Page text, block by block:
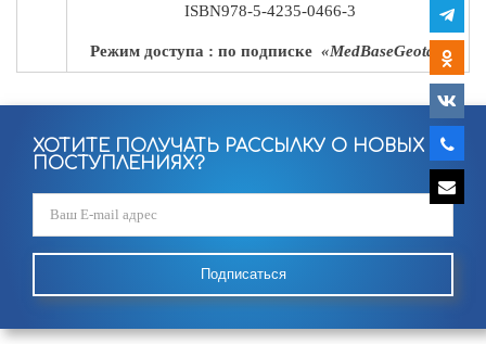
ISBN978-5-4235-0466-3
Режим доступа : по подписке «MedBaseGeotar»
ХОТИТЕ ПОЛУЧАТЬ РАССЫЛКУ О НОВЫХ
ПОСТУПЛЕНИЯХ?
Подписаться